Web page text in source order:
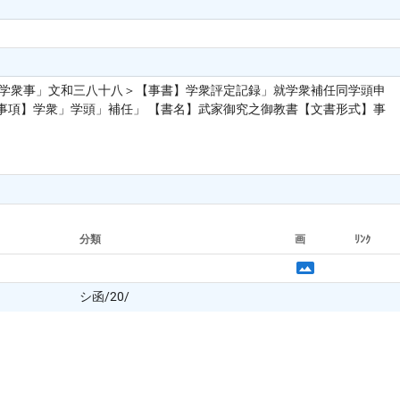
事」文和三八十八＞【事書】学衆評定記録」就学衆補任同学頭申
】学衆」学頭」補任」 【書名】武家御究之御教書【文書形式】事
分類 画 ﾘﾝｸ
シ函/20/